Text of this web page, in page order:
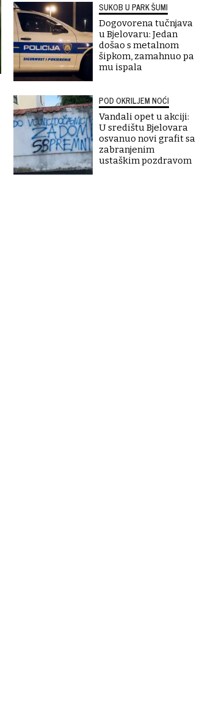
SUKOB U PARK ŠUMI
Dogovorena tučnjava
u Bjelovaru: Jedan
došao s metalnom
šipkom, zamahnuo pa
mu ispala
POD OKRILJEM NOĆI
Vandali opet u akciji:
U središtu Bjelovara
osvanuo novi grafit sa
zabranjenim
ustaškim pozdravom